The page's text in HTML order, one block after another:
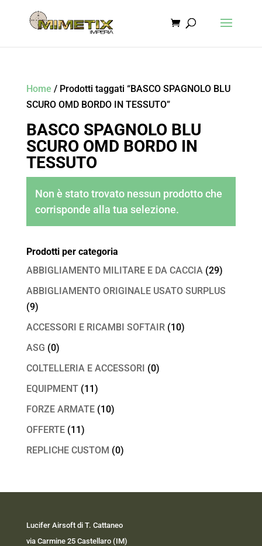
Home / Prodotti taggati “BASCO SPAGNOLO BLU
SCURO OMD BORDO IN TESSUTO”
BASCO SPAGNOLO BLU
SCURO OMD BORDO IN
TESSUTO
Non è stato trovato nessun prodotto che
corrisponde alla tua selezione.
Prodotti per categoria
ABBIGLIAMENTO MILITARE E DA CACCIA (29)
ABBIGLIAMENTO ORIGINALE USATO SURPLUS
(9)
ACCESSORI E RICAMBI SOFTAIR (10)
ASG (0)
COLTELLERIA E ACCESSORI (0)
EQUIPMENT (11)
FORZE ARMATE (10)
OFFERTE (11)
REPLICHE CUSTOM (0)
Lucifer Airsoft di T. Cattaneo
via Carmine 25 Castellaro (IM)